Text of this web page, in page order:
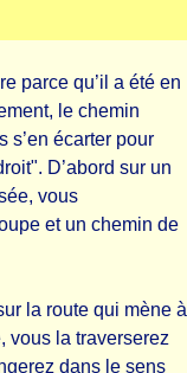
parce qu’il a été en
le chemin
s’en écarter pour
D’abord sur un
vous
et un chemin de
la route qui mène à
vous la traverserez
dans le sens